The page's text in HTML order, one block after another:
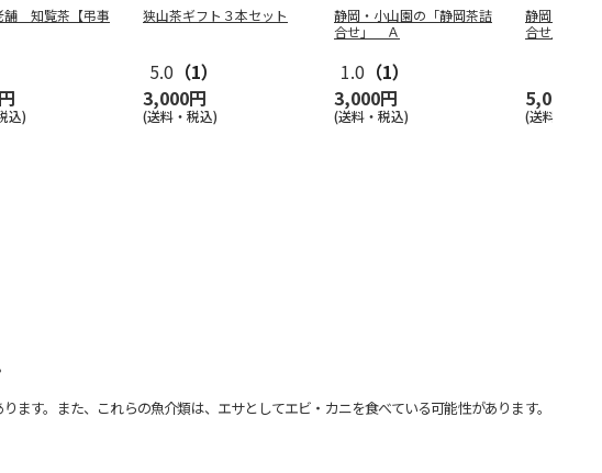
舗 知覧茶【弔事
込)
狭山茶ギフト３本セット
5.0 （1）
3,000円
(送料・税込)
静岡・小山園の「静岡茶詰
合せ」 Ａ
1.0 （1）
3,000円
(送料・税込)
静岡・小山
合せ」 Ｂ
5,000円
(送料・税込)
す。また、これらの魚介類は、エサとしてエビ・カニを食べている可能性があります。